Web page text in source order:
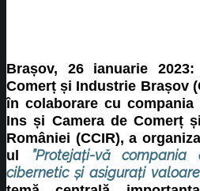
Brașov, 26 ianuarie
Comerț și Industrie Brașov
în colaborare cu compania
Ins și Camera de Comerț
României (CCIR), a
ul
”Protejați-vă
cibernetic și asigurați